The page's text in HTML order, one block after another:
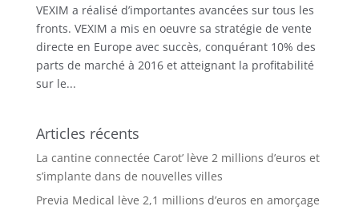
VEXIM a réalisé d’importantes avancées sur tous les
fronts. VEXIM a mis en oeuvre sa stratégie de vente
directe en Europe avec succès, conquérant 10% des
parts de marché à 2016 et atteignant la profitabilité
sur le...
Articles récents
La cantine connectée Carot’ lève 2 millions d’euros et
s’implante dans de nouvelles villes
Previa Medical lève 2,1 millions d’euros en amorçage